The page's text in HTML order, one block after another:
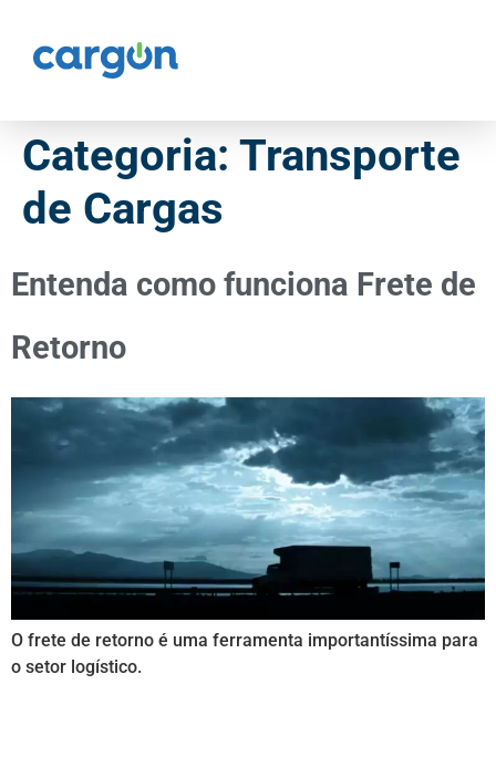
Categoria: Transporte
de Cargas
Entenda como funciona Frete de
Retorno
O frete de retorno é uma ferramenta importantíssima para
o setor logístico.